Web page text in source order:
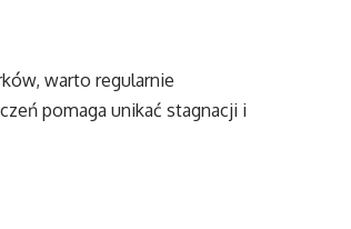
warto regularnie
pomaga unikać stagnacji i